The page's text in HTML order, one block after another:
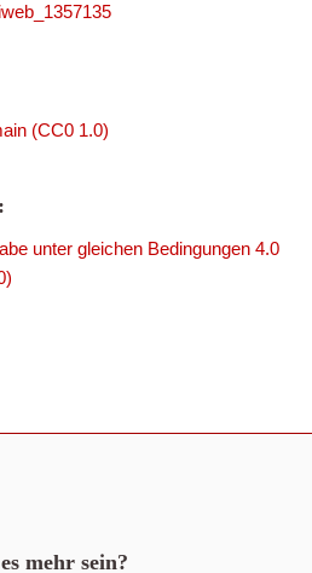
(CC0 1.0)
unter gleichen Bedingungen 4.0
mehr sein?